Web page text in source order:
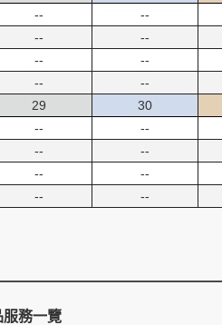
--
--
--
--
--
--
--
--
29
--
--
--
--
30
--
--
--
--
服務一覽